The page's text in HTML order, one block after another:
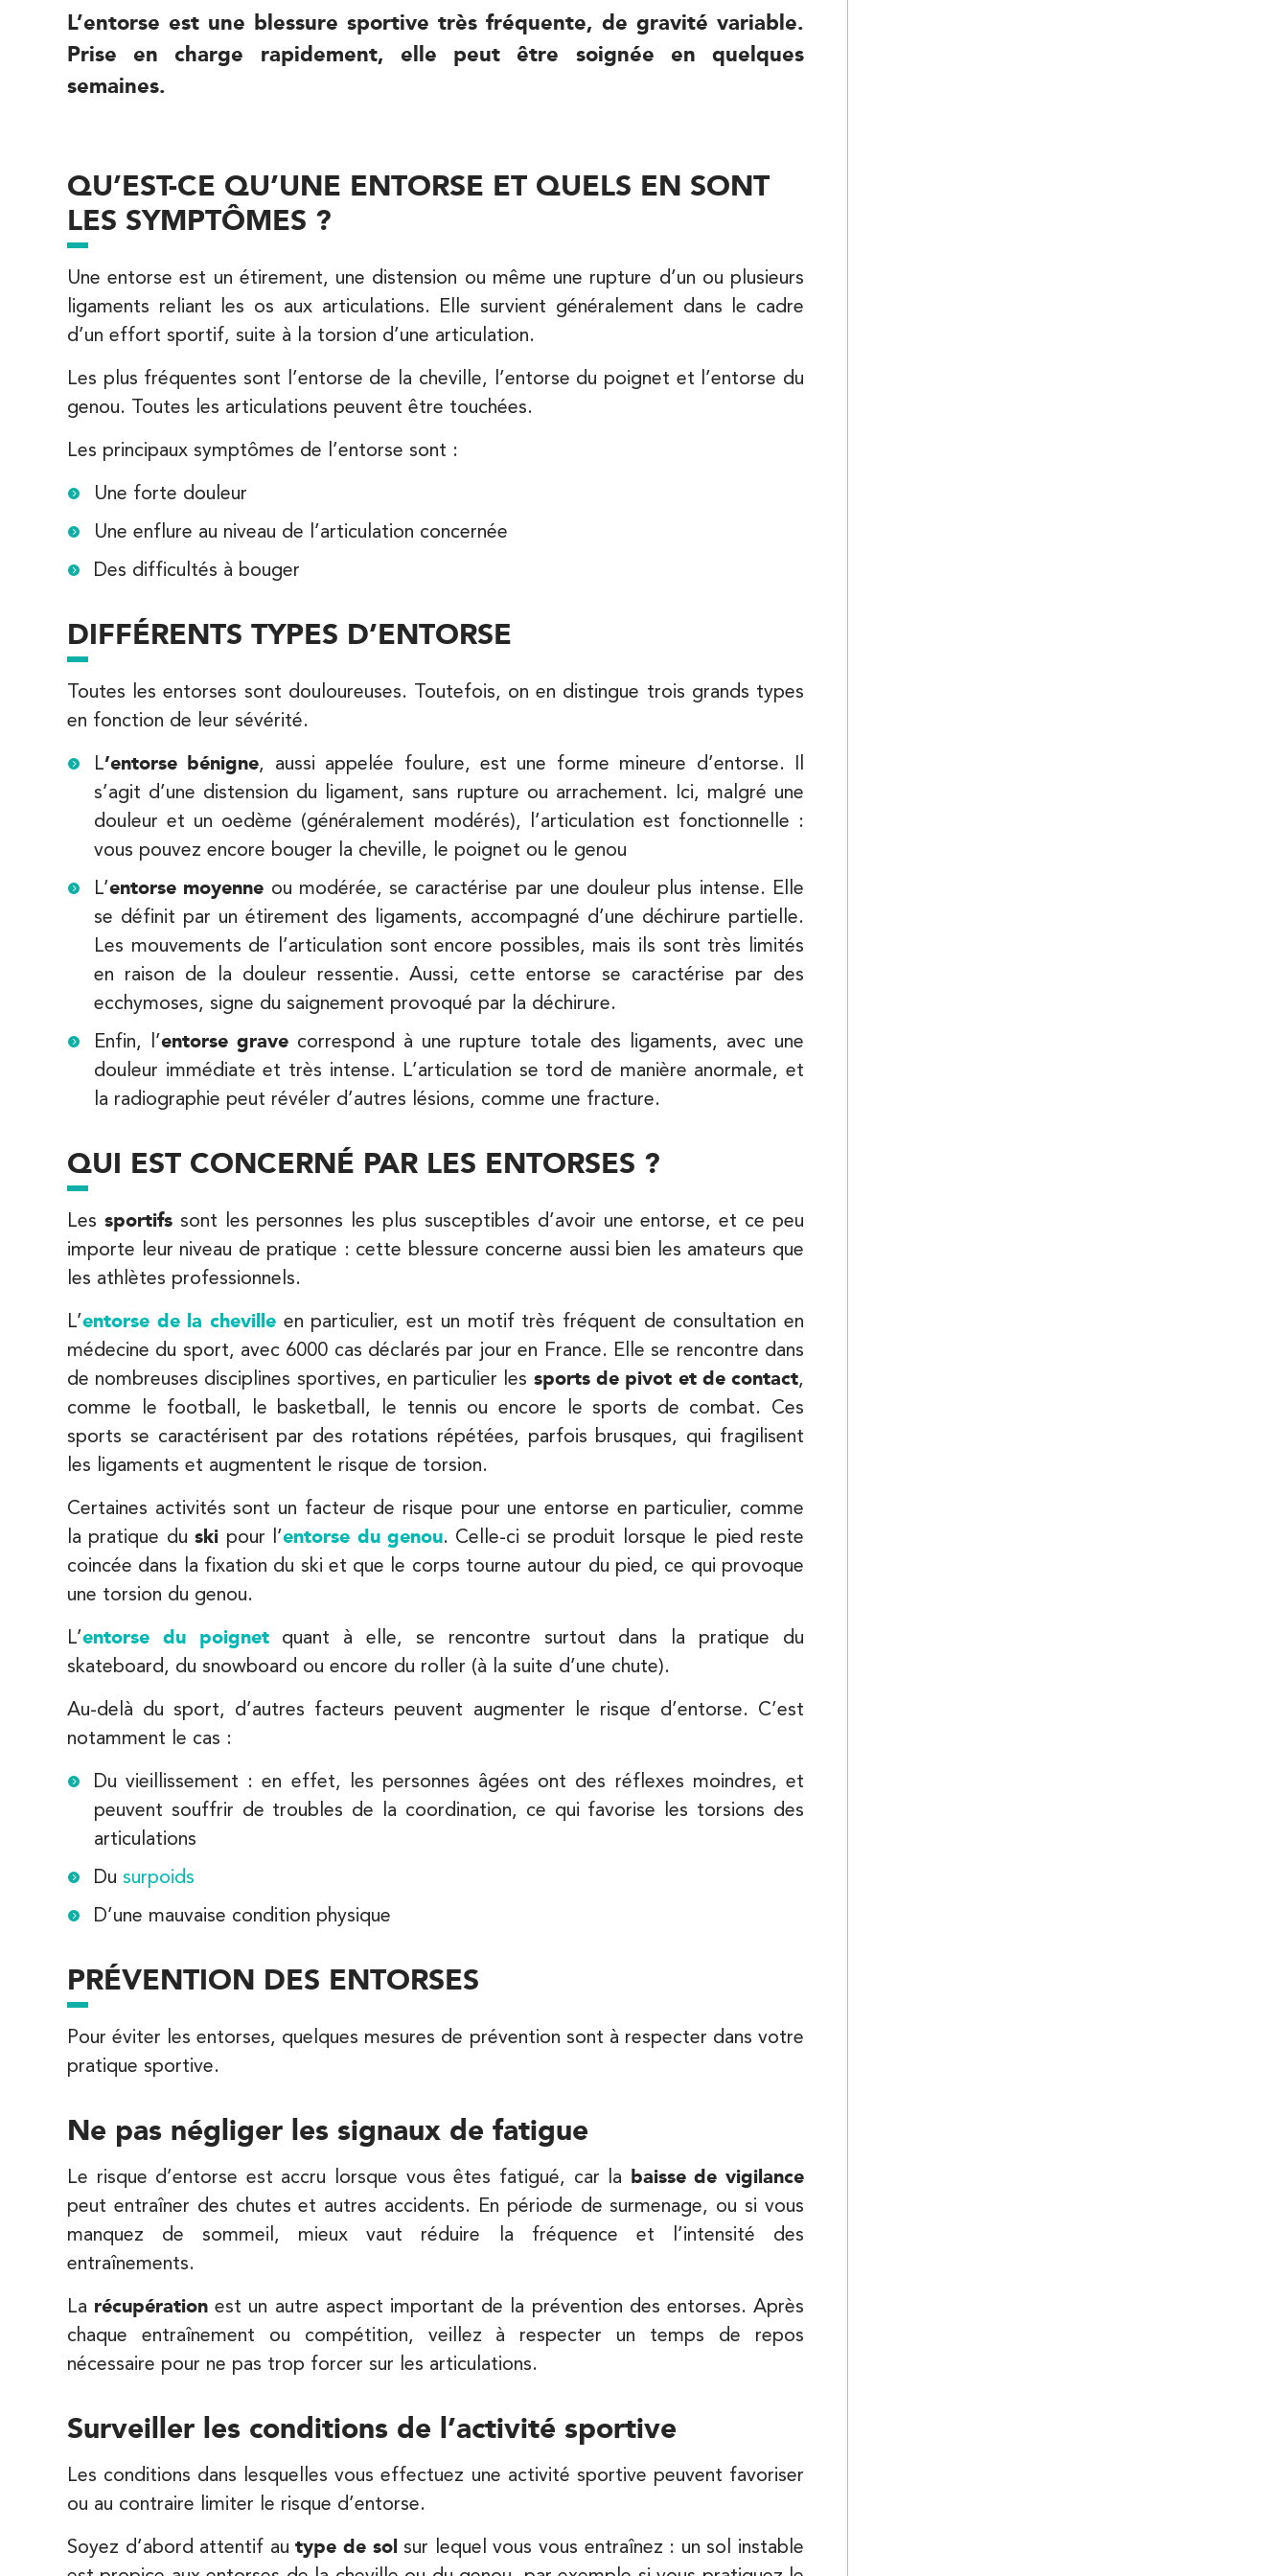
L’entorse est une blessure sportive très fréquente, de gravité variable.
Prise en charge rapidement, elle peut être soignée en quelques
semaines.
QU’EST-CE QU’UNE ENTORSE ET QUELS EN SONT
LES SYMPTÔMES ?
Une entorse est un étirement, une distension ou même une rupture d’un ou plusieurs
ligaments reliant les os aux articulations. Elle survient généralement dans le cadre
d’un effort sportif, suite à la torsion d’une articulation.
Les plus fréquentes sont l’entorse de la cheville, l’entorse du poignet et l’entorse du
genou. Toutes les articulations peuvent être touchées.
Les principaux symptômes de l’entorse sont :
Une forte douleur
Une enflure au niveau de l’articulation concernée
Des difficultés à bouger
DIFFÉRENTS TYPES D’ENTORSE
Toutes les entorses sont douloureuses. Toutefois, on en distingue trois grands types
en fonction de leur sévérité.
L’entorse bénigne, aussi appelée foulure, est une forme mineure d’entorse. Il
s’agit d’une distension du ligament, sans rupture ou arrachement. Ici, malgré une
douleur et un oedème (généralement modérés), l’articulation est fonctionnelle :
vous pouvez encore bouger la cheville, le poignet ou le genou
L’entorse moyenne ou modérée, se caractérise par une douleur plus intense. Elle
se définit par un étirement des ligaments, accompagné d’une déchirure partielle.
Les mouvements de l’articulation sont encore possibles, mais ils sont très limités
en raison de la douleur ressentie. Aussi, cette entorse se caractérise par des
ecchymoses, signe du saignement provoqué par la déchirure.
Enfin, l’entorse gravecorrespond à une rupture totale des ligaments, avec une
douleur immédiate et très intense. L’articulation se tord de manière anormale, et
la radiographie peut révéler d’autres lésions, comme une fracture.
QUI EST CONCERNÉ PAR LES ENTORSES ?
Les sportifssont les personnes les plus susceptibles d’avoir une entorse, et ce peu
importe leur niveau de pratique : cette blessure concerne aussi bien les amateurs que
les athlètes professionnels.
L’entorse de la cheville en particulier, est un motif très fréquent de consultation en
médecine du sport, avec 6000 cas déclarés par jour en France. Elle se rencontre dans
de nombreuses disciplines sportives, en particulier les sports de pivot et de contact,
comme le football, le basketball, le tennis ou encore le sports de combat. Ces
sports se caractérisent par des rotations répétées, parfois brusques, qui fragilisent
les ligaments et augmentent le risque de torsion.
Certaines activités sont un facteur de risque pour une entorse en particulier, comme
la pratique duski pour l’entorse du genou. Celle-ci se produit lorsque le pied reste
coincée dans la fixation du ski et que le corps tourne autour du pied, ce qui provoque
une torsion du genou.
L’entorse du poignetquant à elle, se rencontre surtout dans la pratique du
skateboard, du snowboard ou encore du roller (à la suite d’une chute).
Au-delà du sport, d’autres facteurs peuvent augmenter le risque d’entorse. C’est
notamment le cas :
Du vieillissement : en effet, les personnes âgées ont des réflexes moindres, et
peuvent souffrir de troubles de la coordination, ce qui favorise les torsions des
articulations
Du surpoids
D’une mauvaise condition physique
PRÉVENTION DES ENTORSES
Pour éviter les entorses, quelques mesures de prévention sont à respecter dans votre
pratique sportive.
Ne pas négliger les signaux de fatigue
Le risque d’entorse est accru lorsque vous êtes fatigué, car la baisse de vigilance
peut entraîner des chutes et autres accidents. En période de surmenage, ou si vous
manquez de sommeil, mieux vaut réduire la fréquence et l’intensité des
entraînements.
La récupération est un autre aspect important de la prévention des entorses. Après
chaque entraînement ou compétition, veillez à respecter un temps de repos
nécessaire pour ne pas trop forcer sur les articulations.
Surveiller les conditions de l’activité sportive
Les conditions dans lesquelles vous effectuez une activité sportive peuvent favoriser
ou au contraire limiter le risque d’entorse.
Soyez d’abord attentif autype de solsur lequel vous vous entraînez : un sol instable
APPELEZ UN INSTITUT IK
APPELEZ UN INSTITUT IK
8 Avenue de Camoens 75116 Paris
PRENEZ RDV SUR
IK Paris 15 – Ségur
12 Rue César Franck 75015 Paris
PRENEZ RDV SUR
PRENEZ RDV SUR
Kinésithérapie
IK Paris 6 – Cassette
1 Rue Cassette 75006 Paris
01 42 84 06 95
PRENEZ RDV SUR
Kinésithérapie
3 Av. André Morizet 92100 Boulogne-
3 Av. André Morizet 92100 Boulogne-Billancourt
01 48 25 34 79
PRENEZ RDV SUR
IK Paris 17 – Villiers
68 Av. de Villiers 75017 Paris
01 44 90 90 40
PRENEZ RDV SUR
PRENEZ RDV SUR
Kinésithérapie
Balnéothérapie
IK Paris 8 – Saint Lazare
20 Rue de la Pépinière 75008 Paris
20 Rue de la Pépinière 75008 Paris
01 55 06 05 07
PRENEZ RDV SUR
PRENEZ RDV SUR
Kinésithérapie
IK Vanves – 92
5 Rue Monge 92170 Vanves
5 Rue Monge 92170 Vanves
01 46 44 33 92
PRENEZ RDV SUR
PRENEZ RDV SUR
Kinésithérapie
IK Paris 7 Saint Germain
199 Bd Saint-Germain 75007 Paris
199 Bd Saint-Germain 75007 Paris
01 43 25 10 20
PRENEZ RDV SUR
Kinésithérapie
IK Bois Colombes – 92
1 Rue Mertens 92600 Bois-Colombes
1 Rue Mertens 92600 Bois-Colombes
01 43 50 50 81
PRENEZ RDV SUR
PRENEZ RDV SUR
Kinésithérapie
IK Olympe Sante Antony – 92
28 Rue Velpeau 92160 Antony
74 Bd Haussmann 75008 Paris
74 Bd Haussmann 75008 Paris
PRENEZ RDV SUR
28 Rue Velpeau 92160 Antony
28 Rue Velpeau 92160 Antony
01 64 48 35 84
PRENEZ RDV SUR
PRENEZ RDV SUR
Kinésithérapie
Balnéothérapie